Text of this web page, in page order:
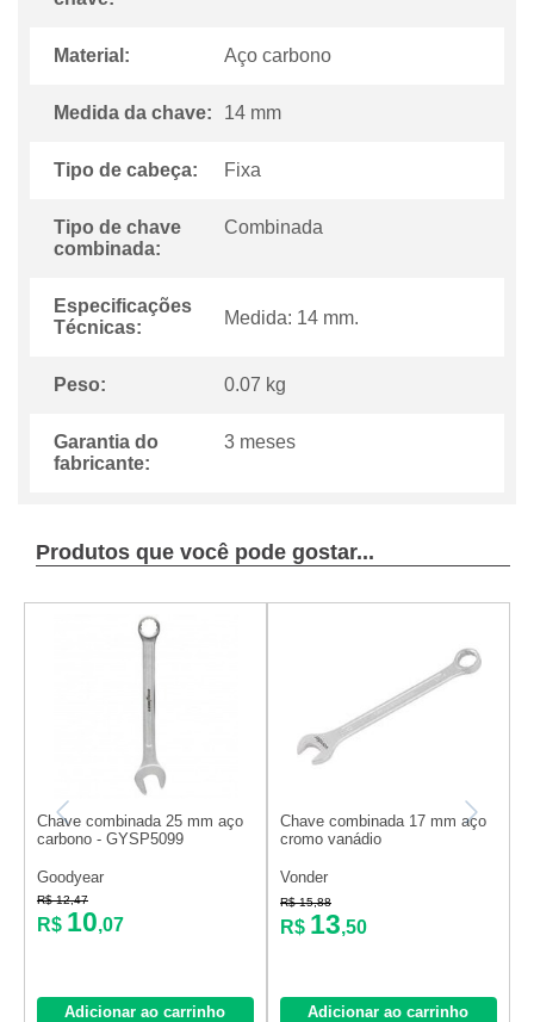
Material: Aço carbono
Medida da chave: 14 mm
Tipo de cabeça: Fixa
Tipo de chave
combinada:
Combinada
Especificações
Técnicas:
Medida: 14 mm.
Peso: 0.07 kg
Garantia do
fabricante:
3 meses
Produtos que você pode gostar...
Chave combinada 25 mm aço
carbono - GYSP5099
Goodyear
R$ 12,47
R$ 10,07
Adicionar ao carrinho
Chave combinada 17 mm aço
cromo vanádio
Vonder
R$ 15,88
R$ 13,50
Adicionar ao carrinho